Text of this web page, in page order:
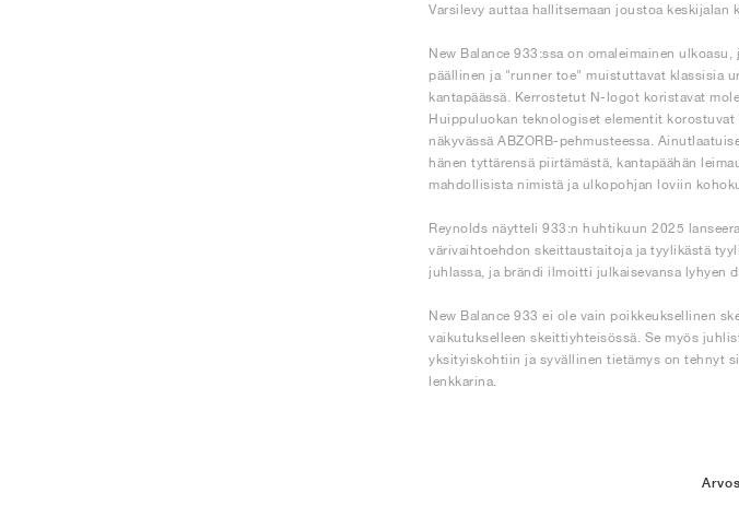
Varsilevy auttaa hallitsemaan joustoa keskijalan
New Balance 933:ssa on omaleimainen
päällinen ja "runner toe" muistuttavat klassisia
kantapäässä. Kerrostetut N-logot koristavat
Huippuluokan teknologiset elementit
näkyvässä ABZORB-pehmusteessa.
hänen tyttärensä piirtämästä, kantapäähän
mahdollisista nimistä ja ulkopohjan loviin
Reynolds näytteli 933:n huhtikuun 2025
värivaihtoehdon skeittaustaitoja ja tyylikästä
juhlassa, ja brändi ilmoitti julkaisevansa lyhyen
New Balance 933 ei ole vain poikkeuksellinen
vaikutukselleen skeittiyhteisössä. Se myös
yksityiskohtiin ja syvällinen tietämys on tehnyt
lenkkarina.